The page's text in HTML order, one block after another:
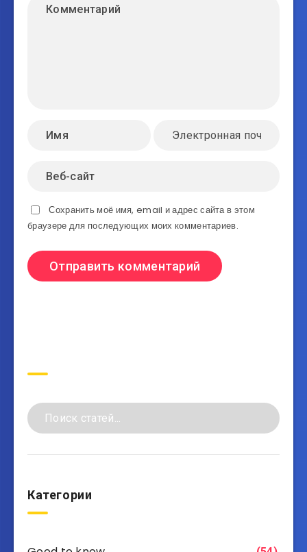
Сохранить моё имя, email и адрес сайта в этом
браузере для последующих моих комментариев.
Категории